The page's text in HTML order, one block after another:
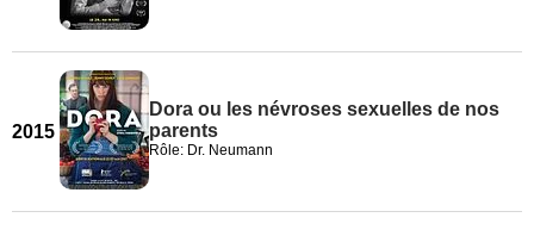
2015
Dora ou les névroses sexuelles de nos
parents
Rôle: Dr. Neumann